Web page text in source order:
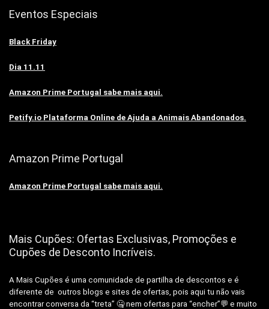
Eventos Especiais
Black Friday
Dia 11.11
Amazon Prime Portugal sabe mais aqui.
Petify.io Plataforma Online de Ajuda a Animais Abandonados.
Amazon Prime Portugal
Amazon Prime Portugal sabe mais aqui.
Mais Cupões: Ofertas Exclusivas, Promoções e
Cupões de Desconto Incríveis.
A Mais Cupões é uma comunidade de partilha de descontos e é
diferente de outros blogs e sites de ofertas, pois aqui tu não vais
encontrar conversa da “treta” 🤐 nem ofertas para “encher”💬 e muito